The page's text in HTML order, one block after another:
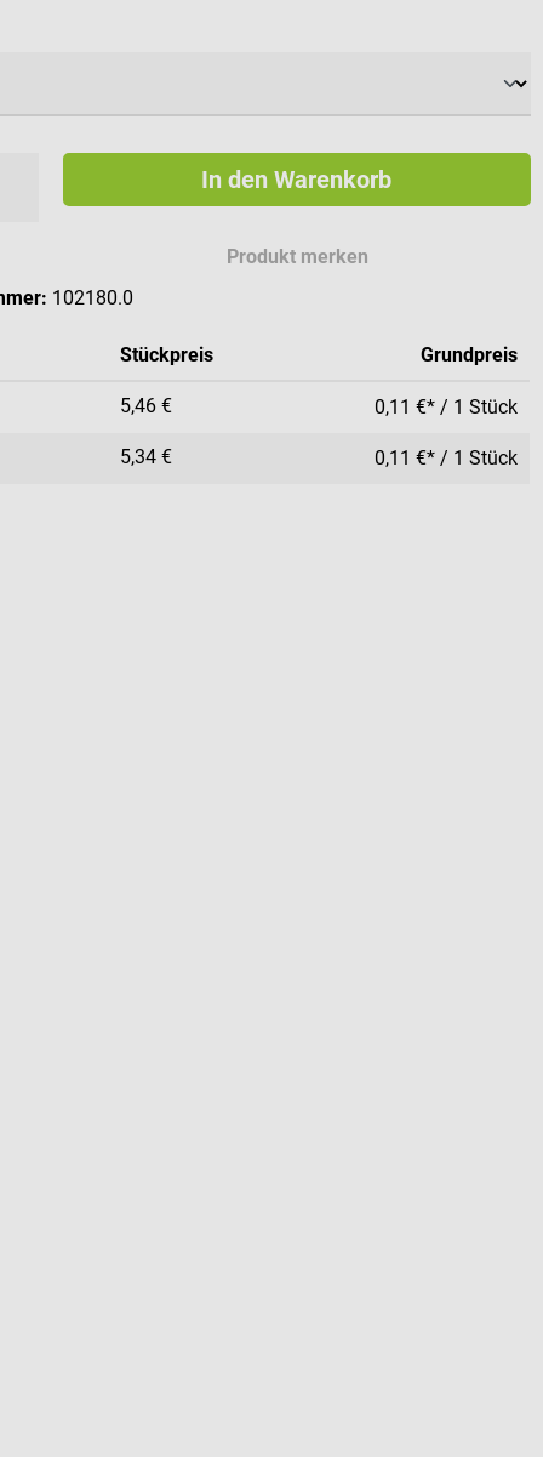
In den Warenkorb
Produkt merken
102180.0
Stückpreis Grundpreis
5,46 € 0,11 €* / 1 Stück
5,34 € 0,11 €* / 1 Stück